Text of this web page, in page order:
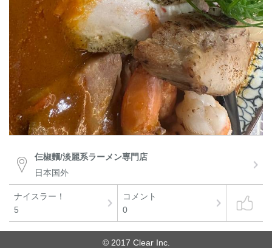
仨椒麵/淡麗系ラーメン専門店
日本国外
ナイスラー！
5
コメント
0
© 2017 Clear Inc.